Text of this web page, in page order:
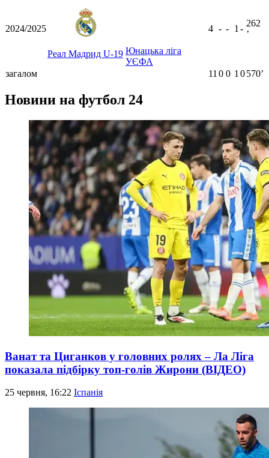
2024/2025
Реал Мадрид U-19 Юнацька ліга
УЄФА
4 - - 1 -
262
ʼ
загалом 11 0 0 1 0570ʼ
Новини на футбол 24
Ванат та Циганков у головних ролях – Ла Ліга
показала підбірку топ-голів Жирони (ВІДЕО)
25 червня, 16:22 Іспанія